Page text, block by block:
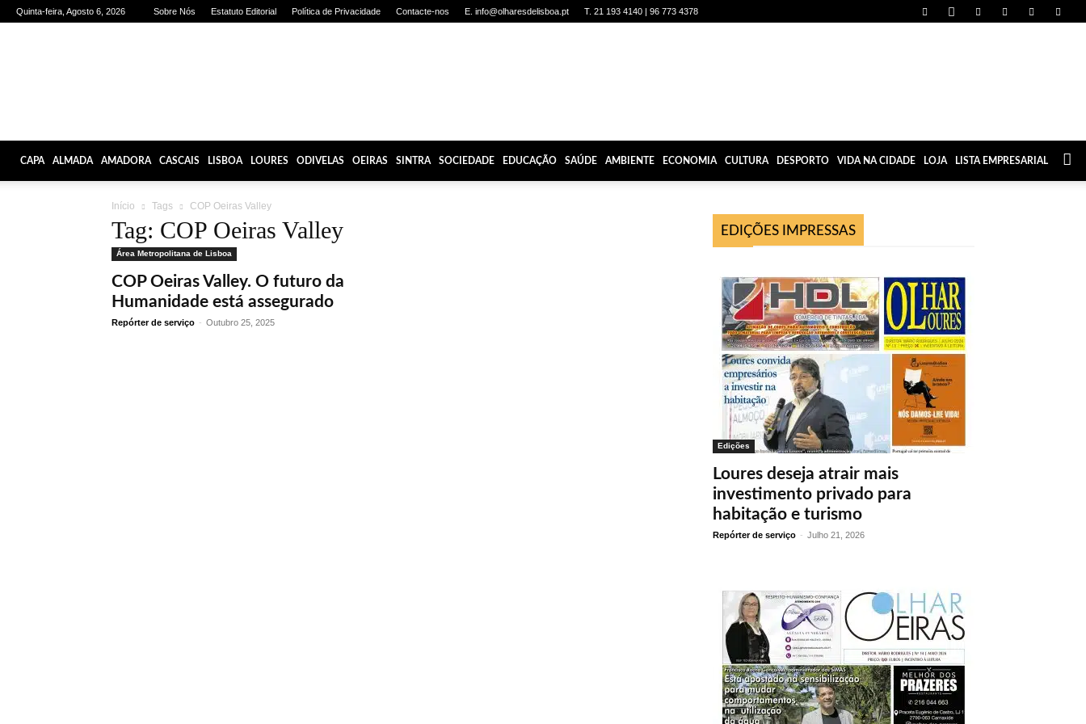
Quinta-feira, Agosto 6, 2026 Sobre Nós Estatuto Editorial Política de Privacidade Contacte-nos E. info@olharesdelisboa.pt T. 21 193 4140 | 96 773 4378
CAPA ALMADA AMADORA CASCAIS LISBOA LOURES ODIVELAS OEIRAS SINTRA SOCIEDADE EDUCAÇÃO SAÚDE AMBIENTE ECONOMIA CULTURA DESPORTO VIDA NA CIDADE LOJA LISTA EMPRESARIAL
Início Tags COP Oeiras Valley
Tag: COP Oeiras Valley
Área Metropolitana de Lisboa
COP Oeiras Valley. O futuro da
Humanidade está assegurado
Repórter de serviço - Outubro 25, 2025
EDIÇÕES IMPRESSAS
Edições
Loures deseja atrair mais
investimento privado para
habitação e turismo
Repórter de serviço - Julho 21, 2026